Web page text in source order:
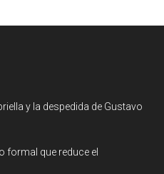
y la despedida de Gustavo
formal que reduce el